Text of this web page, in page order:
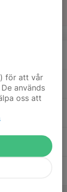
för att vår
används
oss att